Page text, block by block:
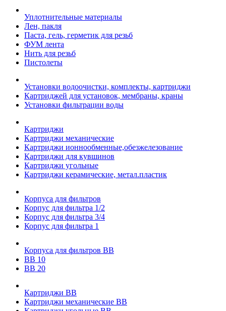
Уплотнительные материалы
Лен, пакля
Паста, гель, герметик для резьб
ФУМ лента
Нить для резьб
Пистолеты
Установки водоочистки, комплекты, картриджи
Картриджей для установок, мембраны, краны
Установки фильтрации воды
Картриджи
Картриджи механические
Картриджи ионнообменные,обезжелезование
Картриджи для кувшинов
Картриджи угольные
Картриджи керамические, метал.пластик
Корпуса для фильтров
Корпус для фильтра 1/2
Корпус для фильтра 3/4
Корпус для фильтра 1
Корпуса для фильтров ВВ
ВВ 10
ВВ 20
Картриджи ВВ
Картриджи механические ВВ